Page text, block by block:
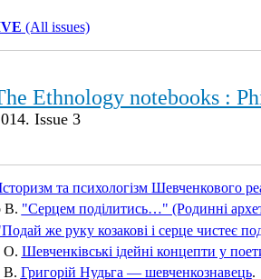
(All issues)
Ethnology notebooks :
Issue 3
та психологізм Шевченкового
В. "Серцем поділитись…" (Родинні
же руку козакові і серце чистеє
О. Шевченківські ідейні концепти у
В. Григорій Нудьга — шевченкознавець.